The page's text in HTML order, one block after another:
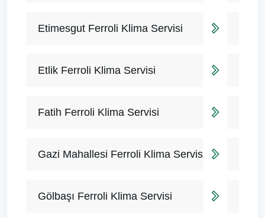
Etimesgut Ferroli Klima Servisi
Etlik Ferroli Klima Servisi
Fatih Ferroli Klima Servisi
Gazi Mahallesi Ferroli Klima Servisi
Gölbaşı Ferroli Klima Servisi